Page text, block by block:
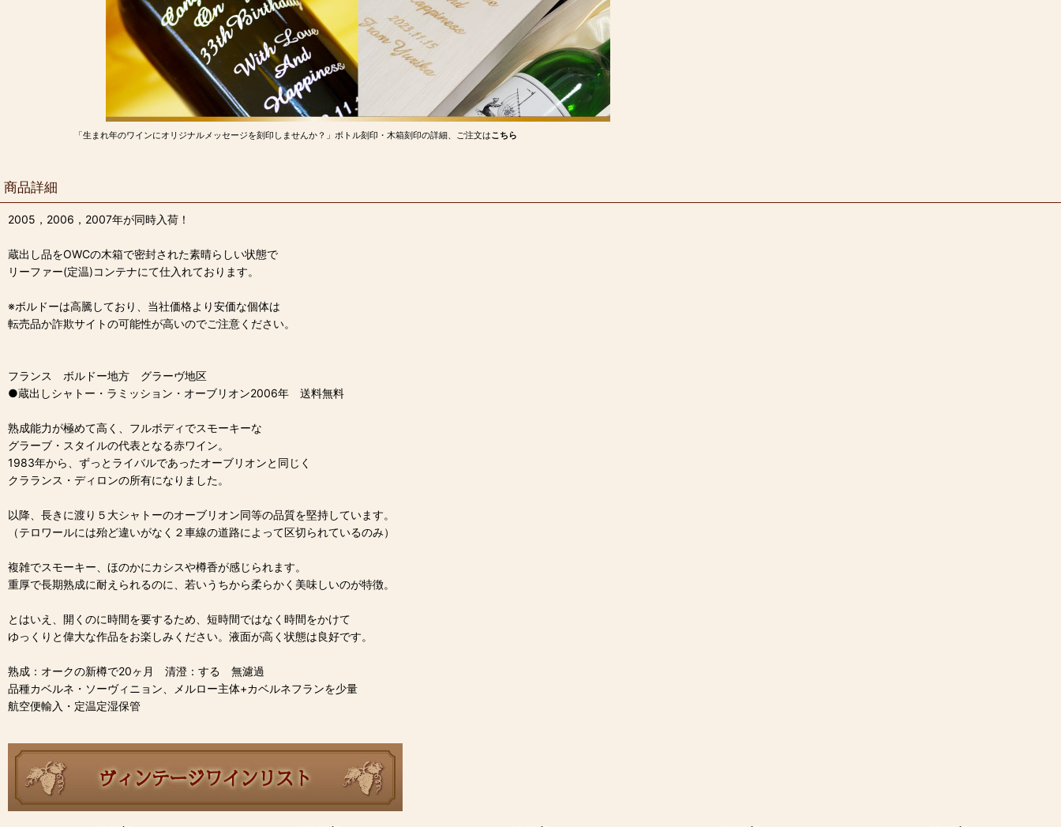
「生まれ年のワインにオリジナルメッセージを刻印しませんか？」ボトル刻印・木箱刻印の詳細、ご注文はこちら
商品詳細
2005，2006，2007年が同時入荷！
蔵出し品をOWCの木箱で密封された素晴らしい状態で
リーファー(定温)コンテナにて仕入れております。
※ボルドーは高騰しており、当社価格より安価な個体は
転売品か詐欺サイトの可能性が高いのでご注意ください。
フランス ボルドー地方 グラーヴ地区
●蔵出しシャトー・ラミッション・オーブリオン2006年 送料無料
熟成能力が極めて高く、フルボディでスモーキーな
グラーブ・スタイルの代表となる赤ワイン。
1983年から、ずっとライバルであったオーブリオンと同じく
クラランス・ディロンの所有になりました。
以降、長きに渡り５大シャトーのオーブリオン同等の品質を堅持しています。
（テロワールには殆ど違いがなく２車線の道路によって区切られているのみ）
複雑でスモーキー、ほのかにカシスや樽香が感じられます。
重厚で長期熟成に耐えられるのに、若いうちから柔らかく美味しいのが特徴。
とはいえ、開くのに時間を要するため、短時間ではなく時間をかけて
ゆっくりと偉大な作品をお楽しみください。液面が高く状態は良好です。
熟成：オークの新樽で20ヶ月 清澄：する 無濾過
品種カベルネ・ソーヴィニョン、メルロー主体+カベルネフランを少量
航空便輸入・定温定湿保管